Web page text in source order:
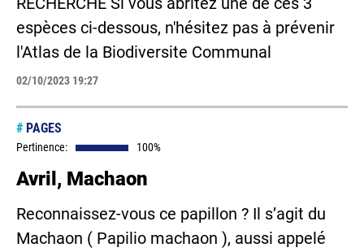
espèces ci-dessous, n'hésitez pas à prévenir
l'Atlas de la Biodiversite Communal
02/10/2023 19:27
# PAGES
Pertinence: 100%
Avril, Machaon
Reconnaissez-vous ce papillon ? Il s’agit du
Machaon ( Papilio machaon ), aussi appelé